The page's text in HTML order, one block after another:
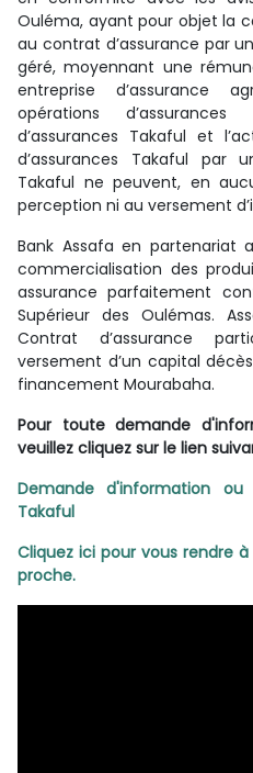
Ouléma, ayant pour objet la
au contrat d’assurance par
géré, moyennant une
entreprise d’assurance
opérations
d’assurances Takaful et
d’assurances Takaful par
Takaful ne peuvent, en
perception ni au versement
Bank Assafa en partenariat
commercialisation des
assurance parfaitement
Supérieur des Oulémas.
Contrat d’assurance
versement d’un capital
financement Mourabaha.
Pour toute demande
veuillez cliquez sur le lien
Demande d'information ou
Takaful
Cliquez ici pour vous rendre
proche.